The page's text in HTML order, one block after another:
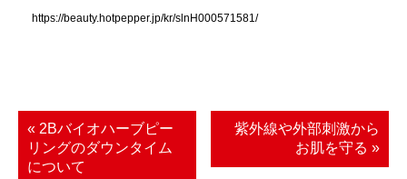
https://beauty.hotpepper.jp/kr/slnH000571581/
« 2Bバイオハーブピー
リングのダウンタイム
について
紫外線や外部刺激から
お肌を守る »